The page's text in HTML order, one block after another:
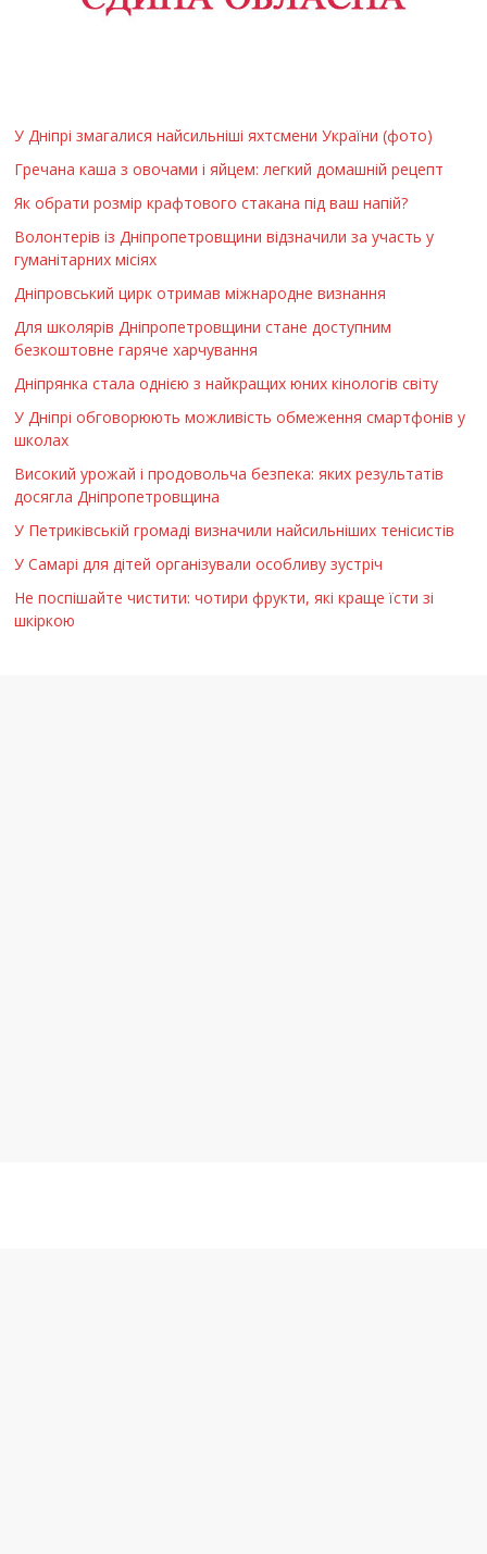
У Дніпрі змагалися найсильніші яхтсмени України (фото)
Гречана каша з овочами і яйцем: легкий домашній рецепт
Як обрати розмір крафтового стакана під ваш напій?
Волонтерів із Дніпропетровщини відзначили за участь у
гуманітарних місіях
Дніпровський цирк отримав міжнародне визнання
Для школярів Дніпропетровщини стане доступним
безкоштовне гаряче харчування
Дніпрянка стала однією з найкращих юних кінологів світу
У Дніпрі обговорюють можливість обмеження смартфонів у
школах
Високий урожай і продовольча безпека: яких результатів
досягла Дніпропетровщина
У Петриківській громаді визначили найсильніших тенісистів
У Самарі для дітей організували особливу зустріч
Не поспішайте чистити: чотири фрукти, які краще їсти зі
шкіркою